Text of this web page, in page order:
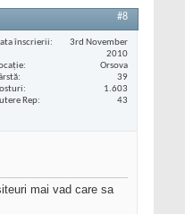
#8
înscrierii
3rd November
2010
Orsova
39
1.603
Rep
43
mai vad care sa